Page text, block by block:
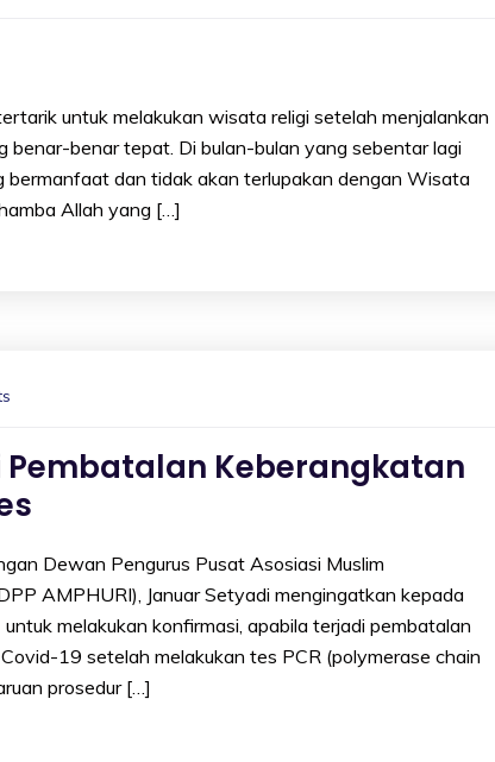
untuk melakukan wisata religi setelah menjalankan
benar-benar tepat. Di bulan-bulan yang sebentar lagi
bermanfaat dan tidak akan terlupakan dengan Wisata
Allah yang […]
Pembatalan Keberangkatan
Dewan Pengurus Pusat Asosiasi Muslim
AMPHURI), Januar Setyadi mengingatkan kepada
melakukan konfirmasi, apabila terjadi pembatalan
19 setelah melakukan tes PCR (polymerase chain
prosedur […]